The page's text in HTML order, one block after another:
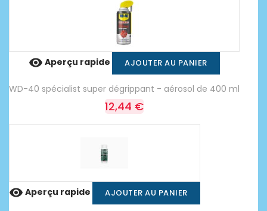
 Aperçu rapide AJOUTER AU PANIER
WD-40 spécialist super dégrippant - aérosol de 400 ml
12,44 €
 Aperçu rapide AJOUTER AU PANIER